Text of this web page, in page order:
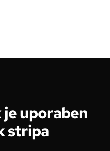
uporaben
stripa